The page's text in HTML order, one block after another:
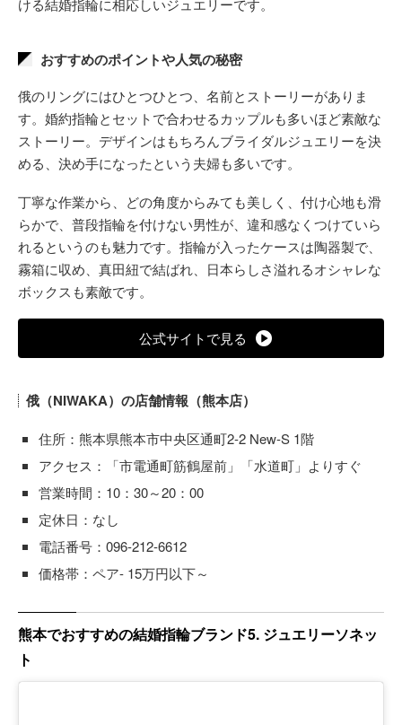
おすすめのポイントや人気の秘密
俄のリングにはひとつひとつ、名前とストーリーがありま
す。婚約指輪とセットで合わせるカップルも多いほど素敵な
ストーリー。デザインはもちろんブライダルジュエリーを決
める、決め手になったという夫婦も多いです。
丁寧な作業から、どの角度からみても美しく、付け心地も滑
らかで、普段指輪を付けない男性が、違和感なくつけていら
れるというのも魅力です。指輪が入ったケースは陶器製で、
霧箱に収め、真田紐で結ばれ、日本らしさ溢れるオシャレな
ボックスも素敵です。
公式サイトで見る
俄（NIWAKA）の店舗情報（熊本店）
住所：熊本県熊本市中央区通町2-2 New-S 1階
アクセス：「市電通町筋鶴屋前」「水道町」よりすぐ
営業時間：10：30～20：00
定休日：なし
電話番号：096-212-6612
価格帯：ペア- 15万円以下～
熊本でおすすめの結婚指輪ブランド5. ジュエリーソネッ
ト